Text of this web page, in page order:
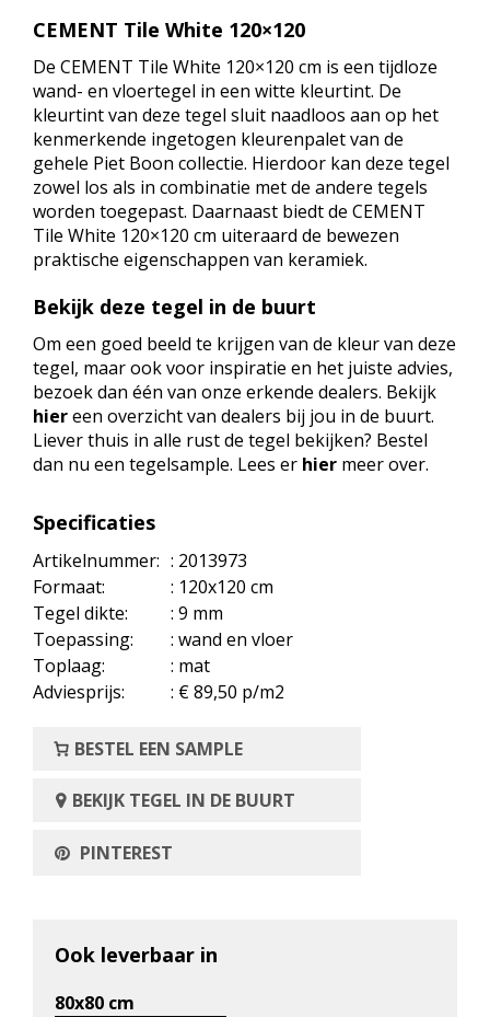
CEMENT Tile White 120×120
De CEMENT Tile White 120×120 cm is een tijdloze
wand- en vloertegel in een witte kleurtint. De
kleurtint van deze tegel sluit naadloos aan op het
kenmerkende ingetogen kleurenpalet van de
gehele Piet Boon collectie. Hierdoor kan deze tegel
zowel los als in combinatie met de andere tegels
worden toegepast. Daarnaast biedt de CEMENT
Tile White 120×120 cm uiteraard de bewezen
praktische eigenschappen van keramiek.
Bekijk deze tegel in de buurt
Om een goed beeld te krijgen van de kleur van deze
tegel, maar ook voor inspiratie en het juiste advies,
bezoek dan één van onze erkende dealers. Bekijk
hiereen overzicht van dealers bij jou in de buurt.
Liever thuis in alle rust de tegel bekijken? Bestel
dan nu een tegelsample. Lees er hier meer over.
Specificaties
Artikelnummer: : 2013973
Formaat:
: 120x120 cm
Tegel dikte:
: 9 mm
Toepassing:
: wand en vloer
Toplaag:
: mat
Adviesprijs:
: € 89,50 p/m2
BESTEL EEN SAMPLE
BEKIJK TEGEL IN DE BUURT
PINTEREST
Ook leverbaar in
80x80 cm